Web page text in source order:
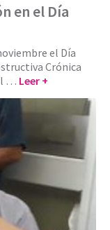
en el Día
el Día
Crónica
… Leer +